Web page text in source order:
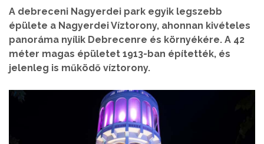
A debreceni Nagyerdei park egyik legszebb
épülete a Nagyerdei Víztorony, ahonnan kivételes
panoráma nyílik Debrecenre és környékére. A 42
méter magas épületet 1913-ban építették, és
jelenleg is működő víztorony.